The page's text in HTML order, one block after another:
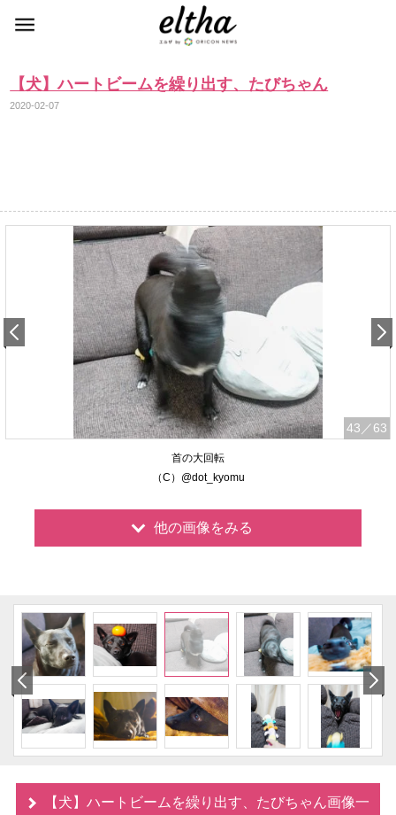
【犬】ハートビームを繰り出す、たびちゃん
2020-02-07
43 ／63
首の大回転
（C）@dot_kyomu
他の画像をみる
【犬】ハートビームを繰り出す、たびちゃん画像一